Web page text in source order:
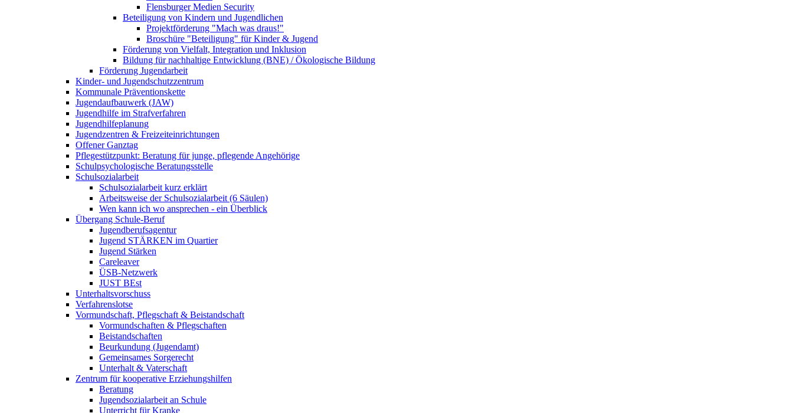
Flensburger Medien Security
Beteiligung von Kindern und Jugendlichen
Projektförderung "Mach was draus!"
Broschüre "Beteiligung" für Kinder & Jugend
Förderung von Vielfalt, Integration und Inklusion
Bildung für nachhaltige Entwicklung (BNE) / Ökologische Bildung
Förderung Jugendarbeit
Kinder- und Jugendschutzzentrum
Kommunale Präventionskette
Jugendaufbauwerk (JAW)
Jugendhilfe im Strafverfahren
Jugendhilfeplanung
Jugendzentren & Freizeiteinrichtungen
Offener Ganztag
Pflegestützpunkt: Beratung für junge, pflegende Angehörige
Schulpsychologische Beratungsstelle
Schulsozialarbeit
Schulsozialarbeit kurz erklärt
Arbeitsweise der Schulsozialarbeit (6 Säulen)
Wen kann ich wo ansprechen - ein Überblick
Übergang Schule-Beruf
Jugendberufsagentur
Jugend STÄRKEN im Quartier
Jugend Stärken
Careleaver
ÜSB-Netzwerk
JUST BEst
Unterhaltsvorschuss
Verfahrenslotse
Vormundschaft, Pflegschaft & Beistandschaft
Vormundschaften & Pflegschaften
Beistandschaften
Beurkundung (Jugendamt)
Gemeinsames Sorgerecht
Unterhalt & Vaterschaft
Zentrum für kooperative Erziehungshilfen
Beratung
Jugendsozialarbeit an Schule
Unterricht für Kranke